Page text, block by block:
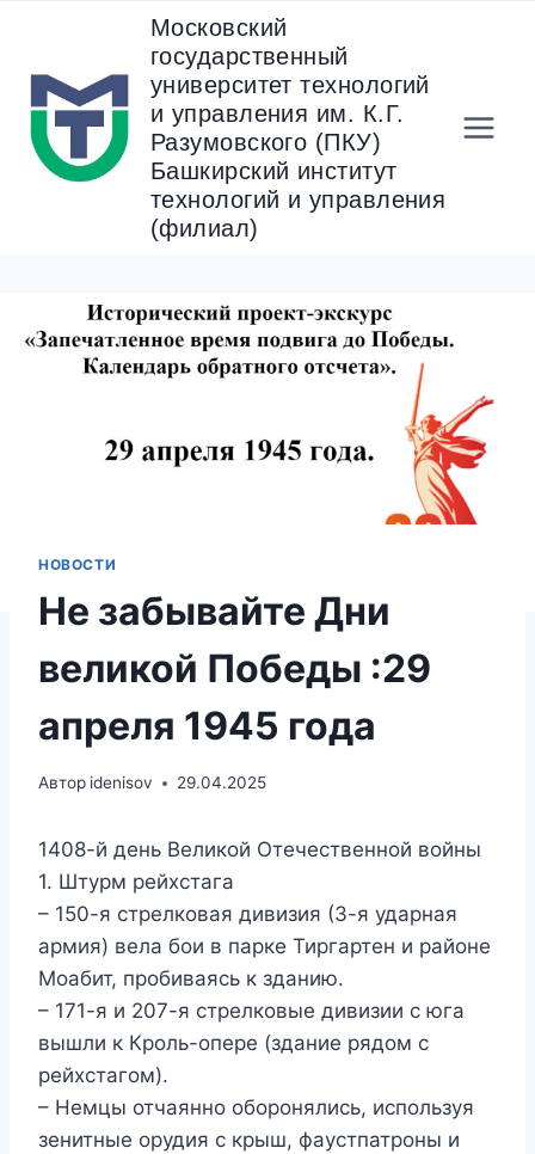
содержанию
Московский
государственный
университет технологий
и управления им. К.Г.
Разумовского (ПКУ)
Башкирский институт
технологий и управления
(филиал)
НОВОСТИ
Не забывайте Дни
великой Победы :29
апреля 1945 года
Автор idenisov 29.04.2025
1408-й день Великой Отечественной войны
1. Штурм рейхстага
– 150-я стрелковая дивизия (3-я ударная
армия) вела бои в парке Тиргартен и районе
Моабит, пробиваясь к зданию.
– 171-я и 207-я стрелковые дивизии с юга
вышли к Кроль-опере (здание рядом с
рейхстагом).
– Немцы отчаянно оборонялись, используя
зенитные орудия с крыш, фаустпатроны и